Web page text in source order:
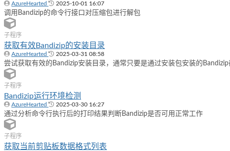
AzureHearted 2025-10-01 16:07
调用Bandizip的命令行接口对压缩包进行解包
子程序
获取有效Bandizip的安装目录
AzureHearted 2025-03-31 08:58
尝试获取有效的Bandizip安装目录，通常只要是通过安装包安装的
子程序
Bandizip运行环境检测
AzureHearted 2025-03-30 16:27
通过分析命令行执行后的打印结果判断Bandizip是否可用正常工作
子程序
获取当前剪贴板数据格式列表